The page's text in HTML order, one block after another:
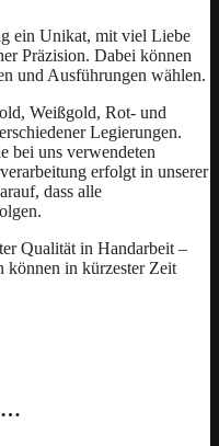
ein Unikat, mit viel Liebe
Präzision. Dabei können
und Ausführungen wählen.
Weißgold, Rot- und
Legierungen.
bei uns verwendeten
erfolgt in unserer
dass alle
Qualität in Handarbeit –
können in kürzester Zeit
…